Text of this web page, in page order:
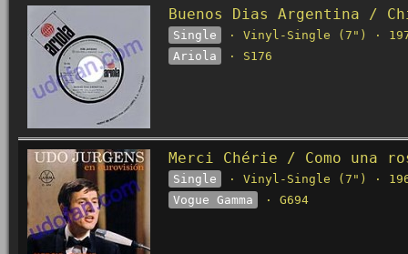
Buenos Dias Argentina /
Single
· Vinyl-Single (7") ·
Ariola
· S176
Merci Chérie / Como una
Single
· Vinyl-Single (7") ·
Vogue Gamma
· G694